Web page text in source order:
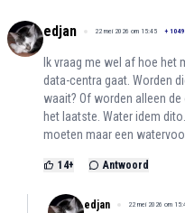
edjan 22 mei 2026 om 15:45 +
Ik vraag me wel af hoe
data-centra gaat. Worden
waait? Of worden alleen
het laatste. Water idem
moeten maar een
14+ Antwoord
edjan 22 mei 2026 om